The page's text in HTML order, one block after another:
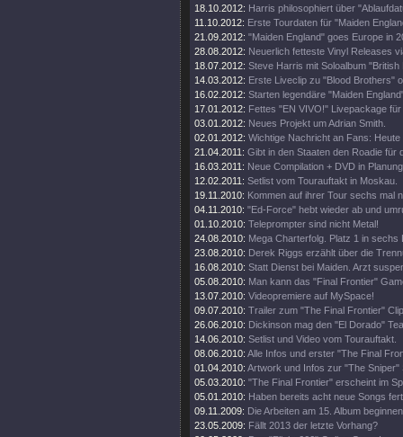
18.10.2012: Harris philosophiert über
11.10.2012: Erste Tourdaten für "Maiden
21.09.2012: "Maiden England" goes Europe in
28.08.2012: Neuerlich fetteste Vinyl Releases
18.07.2012: Steve Harris mit Soloalbum "British
14.03.2012: Erste Liveclip zu "Blood Brothers"
16.02.2012: Starten legendäre "Maiden
17.01.2012: Fettes "EN VIVO!" Livepackage
03.01.2012: Neues Projekt um Adrian Smith.
02.01.2012: Wichtige Nachricht an Fans: Heute
21.04.2011: Gibt in den Staaten den Roadie für
16.03.2011: Neue Compilation + DVD in
12.02.2011: Setlist vom Tourauftakt in Moskau.
19.11.2010: Kommen auf ihrer Tour sechs mal
04.11.2010: "Ed-Force" hebt wieder ab und
01.10.2010: Teleprompter sind nicht Metal!
24.08.2010: Mega Charterfolg. Platz 1 in sechs
23.08.2010: Derek Riggs erzählt über die
16.08.2010: Statt Dienst bei Maiden. Arzt
05.08.2010: Man kann das "Final Frontier"
13.07.2010: Videopremiere auf MySpace!
09.07.2010: Trailer zum "The Final Frontier"
26.06.2010: Dickinson mag den "El Dorado"
14.06.2010: Setlist und Video vom Tourauftakt.
08.06.2010: Alle Infos und erster "The Final
01.04.2010: Artwork und Infos zur "The Sniper"
05.03.2010: "The Final Frontier" erscheint im
05.01.2010: Haben bereits acht neue Songs
09.11.2009: Die Arbeiten am 15. Album
23.05.2009: Fällt 2013 der letzte Vorhang?